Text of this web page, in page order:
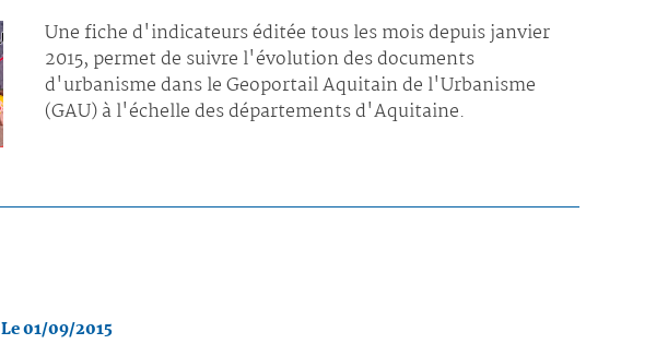
Une fiche d'indicateurs éditée tous les mois depuis janvier
2015, permet de suivre l'évolution des documents
d'urbanisme dans le Geoportail Aquitain de l'Urbanisme
(GAU) à l'échelle des départements d'Aquitaine.
Le 01/09/2015